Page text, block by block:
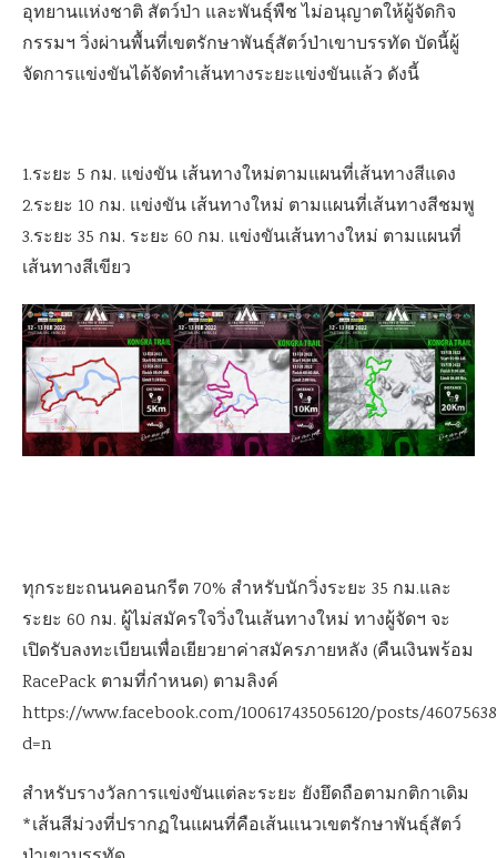
อุทยานแห่งชาติ สัตว์ป่า และพันธุ์พืช ไม่อนุญาตให้ผู้จัดกิจ
กรรมฯ วิ่งผ่านพื้นที่เขตรักษาพันธุ์สัตว์ป่าเขาบรรทัด บัดนี้ผู้
จัดการแข่งขันได้จัดทำเส้นทางระยะแข่งขันแล้ว ดังนี้
1.ระยะ 5 กม. แข่งขัน เส้นทางใหม่ตามแผนที่เส้นทางสีแดง
2.ระยะ 10 กม. แข่งขัน เส้นทางใหม่ ตามแผนที่เส้นทางสีชมพู
3.ระยะ 35 กม. ระยะ 60 กม. แข่งขันเส้นทางใหม่ ตามแผนที่
เส้นทางสีเขียว
ทุกระยะถนนคอนกรีต 70% สำหรับนักวิ่งระยะ 35 กม.และ
ระยะ 60 กม. ผู้ไม่สมัครใจวิ่งในเส้นทางใหม่ ทางผู้จัดฯ จะ
เปิดรับลงทะเบียนเพื่อเยียวยาค่าสมัครภายหลัง (คืนเงินพร้อม
RacePack ตามที่กำหนด) ตามลิงค์
https://www.facebook.com/100617435056120/posts/
d=n
สำหรับรางวัลการแข่งขันแต่ละระยะ ยังยึดถือตามกติกาเดิม
*เส้นสีม่วงที่ปรากฏในแผนที่คือเส้นแนวเขตรักษาพันธุ์สัตว์